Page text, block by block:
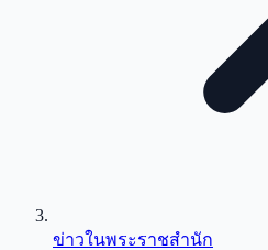
ข่าวในพระราชสำนัก